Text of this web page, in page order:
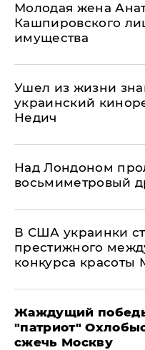
Молодая жена
Кашпировского
имущества
Ушел из жизни
украинский
Недич
Над Лондоном
восьмиметровый
В США украинки
престижного
конкурса красоты
Жаждущий
"патриот"
сжечь Москву